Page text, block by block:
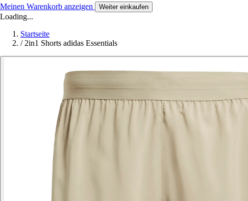
Meinen Warenkorb anzeigen Weiter einkaufen
Loading...
Startseite
/ 2in1 Shorts adidas Essentials